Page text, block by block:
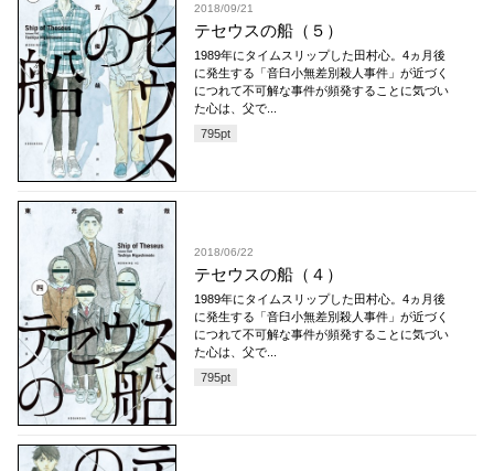
2018/09/21
テセウスの船（５）
1989年にタイムスリップした田村心。4ヵ月後
に発生する「音臼小無差別殺人事件」が近づく
につれて不可解な事件が頻発することに気づい
た心は、父で...
795pt
2018/06/22
テセウスの船（４）
1989年にタイムスリップした田村心。4ヵ月後
に発生する「音臼小無差別殺人事件」が近づく
につれて不可解な事件が頻発することに気づい
た心は、父で...
795pt